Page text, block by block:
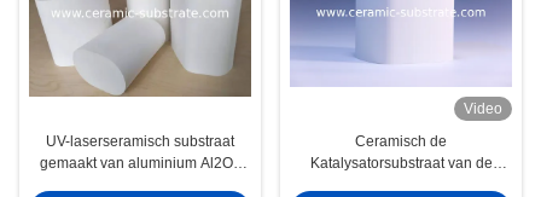
UV-laserseramisch substraat
gemaakt van aluminium Al2O3
Video
Ceramisch de
Katalysatorsubstraat van de